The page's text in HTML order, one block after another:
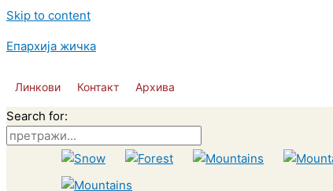
Skip to content
Епархија жичка
Линкови Контакт Архива
Search for: